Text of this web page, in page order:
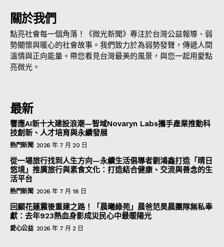
關於我們
點亮社會每一個角落！《微光新聞》專注於台灣公益報導、弱
勢關懷與暖心的社會故事。我們致力於為弱勢發聲，傳遞人間
溫情與正向能量。帶您看見台灣最美的風景，與您一起用愛點
亮微光。
最新
響應AI新十大建設浪潮—智域Novaryn Labs攜手產業推動科
技創新、人才培育與永續發展
熱門新聞 2026 年 7 月 20 日
從一場旅行找到人生方向—永續生活倡導者劉鴻鑫打造「晴日
悠境」推廣旅行與素食文化：打造結合健康、交流與善念的生
活平台
熱門新聞 2026 年 7 月 18 日
回顧花蓮震後重建之路！「晨曦綠苑」晨爸范昊晨團隊無私奉
獻：去年923熱血身影成災民心中最暖陽光
愛心公益 2026 年 7 月 2 日